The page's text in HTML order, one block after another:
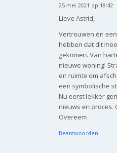
zegt:
25 mei 2021 op 18:42
Lieve Astrid,
Vertrouwen én
hebben dat dit
gekomen. Van
nieuwe woning!
en ruimte om
een symbolische
Nu eerst lekker
nieuws en proces.
Overeem
Beantwoorden